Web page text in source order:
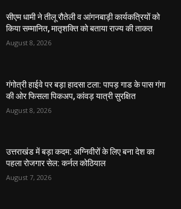
सीएम धामी ने तीलू रौतेली व आंगनबाड़ी कार्यकत्रियों को
किया सम्मानित, मातृशक्ति को बताया राज्य की ताकत
August 8, 2026
गंगोत्री हाईवे पर बड़ा हादसा टला: पापड़ गाड के पास गंगा
की ओर फिसला पिकअप, कांवड़ यात्री सुरक्षित
August 8, 2026
उत्तराखंड में बड़ा कदम: अग्निवीरों के लिए बना देश का
पहला रोजगार सेल: कर्नल कोठियाल
August 7, 2026